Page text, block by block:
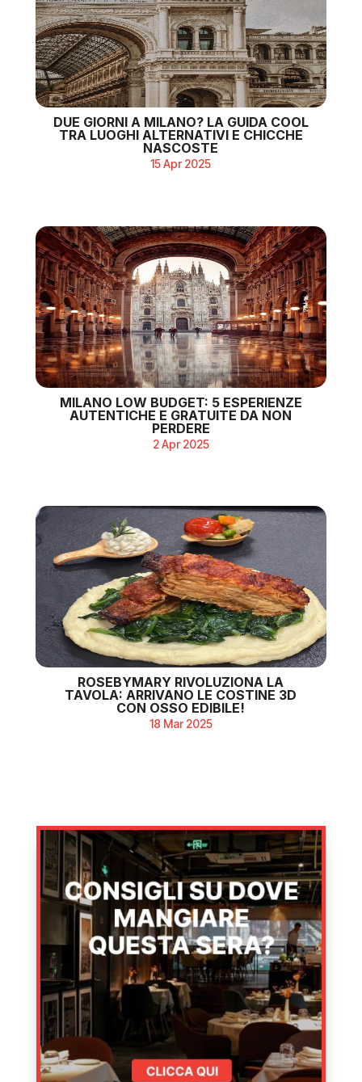
DUE GIORNI A MILANO? LA GUIDA COOL
TRA LUOGHI ALTERNATIVI E CHICCHE
NASCOSTE
15 Apr 2025
MILANO LOW BUDGET: 5 ESPERIENZE
AUTENTICHE E GRATUITE DA NON
PERDERE
2 Apr 2025
ROSEBYMARY RIVOLUZIONA LA
TAVOLA: ARRIVANO LE COSTINE 3D
CON OSSO EDIBILE!
18 Mar 2025